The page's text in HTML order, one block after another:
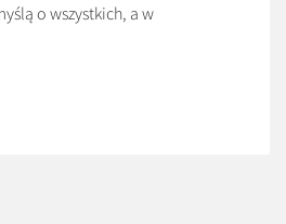
o wszystkich, a w
z dziećmi. Dlatego w trosce o
oraz atrakcje dla najmłodszych
i rozwiązań. Jest to
i relaksu. Na parterze